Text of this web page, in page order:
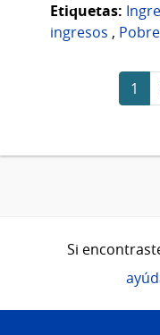
Etiquetas:
ingresos ,
1
Si